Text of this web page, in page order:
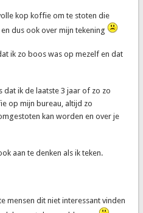
kop koffie om te stoten die
dus ook over mijn tekening
ik zo boos was op mezelf en dat
ik de laatste 3 jaar of zo zo
op mijn bureau, altijd zo
kan worden en over je
aan te denken als ik teken.
mensen dit niet interessant vinden